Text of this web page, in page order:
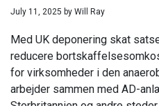
July 11, 2025 by Will Ray
Med UK deponering skat
reducere
for virksomheder i den
arbejder sammen med AD-